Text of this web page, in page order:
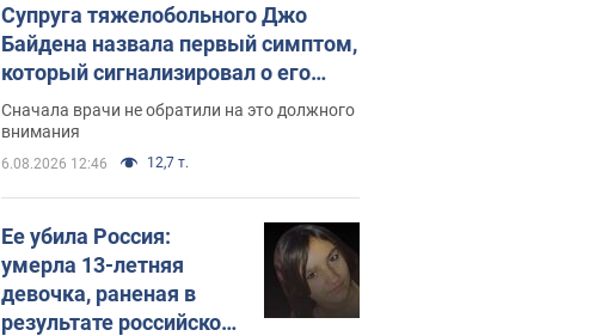
Супруга тяжелобольного Джо
Байдена назвала первый симптом,
который сигнализировал о его
"агрессивном" раке
Сначала врачи не обратили на это должного
внимания
6.08.2026 12:46 12,7 т.
Ее убила Россия:
умерла 13-летняя
девочка, раненая в
результате российской